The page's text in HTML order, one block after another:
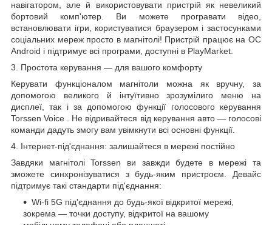
навігатором, але й використовувати пристрій як невеликий
бортовий комп'ютер. Ви можете програвати відео,
встановлювати ігри, користуватися браузером і застосунками
соціальних мереж просто в магнітолі! Пристрій працює на ОС
Android і підтримує всі програми, доступні в PlayMarket.
3. Простота керування — для вашого комфорту
Керувати функціоналом магнітоли можна як вручну, за
допомогою великого й інтуїтивно зрозумілиго меню на
дисплеї, так і за допомогою функції голосового керування
Torssen Voice
. Не відривайтеся від керування авто — голосові
команди дадуть змогу вам увімкнути всі основні функції.
4. Інтернет-під'єднання: залишайтеся в мережі постійно
Завдяки магнітолі Torssen ви завжди будете в мережі та
зможете синхронізуватися з будь-яким пристроєм. Девайс
підтримує такі стандарти під'єднання:
Wi-fi 5G під'єднання до будь-якої відкритої мережі,
зокрема — точки доступу, відкритої на вашому